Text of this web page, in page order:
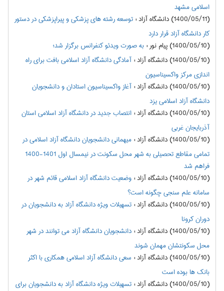
اسلامی مشهد
(1400/05/11) دانشگاه آزاد
:توسعه رشته های پزشکی و پیراپزشکی در دستور
کار دانشگاه آزاد قرار دارد
(1400/05/10) پیام نور
:به صورت ویدئو کنفرانس برگزار شد؛
(1400/05/10) دانشگاه آزاد
:آمادگی دانشگاه آزاد اسلامی بافت برای راه
اندازی مرکز واکسیناسیون
(1400/05/10) دانشگاه آزاد
:آغاز واکسیناسیون استادان و دانشجویان
دانشگاه آزاد اسلامی یزد
(1400/05/10) دانشگاه آزاد
:انتصاب جدید در دانشگاه آزاد اسلامی استان
آذربایجان غربی
(1400/05/10) دانشگاه آزاد
:میهمانی دانشجویان دانشگاه آزاد اسلامی در
تمامی مقاطع تحصیلی به شهر محل سکونت در نیمسال اول 1401-1400
فراهم شد
(1400/05/10) دانشگاه آزاد
:وضعیت دانشگاه آزاد اسلامی قائم شهر در
سامانه علم سنجی چگونه است؟
(1400/05/10) دانشگاه آزاد
:تسهیلات ویژه دانشگاه آزاد به دانشجویان در
دوران کرونا
(1400/05/10) دانشگاه آزاد
:دانشجویان دانشگاه آزاد می توانند در شهر
محل سکونتشان مهمان شوند
(1400/05/10) دانشگاه آزاد
: سعی دانشگاه آزاد اسلامی همکاری با اکثر
بانک ها بوده است
(1400/05/10) دانشگاه آزاد
:تسهیلات ویژه دانشگاه آزاد به دانشجویان برای